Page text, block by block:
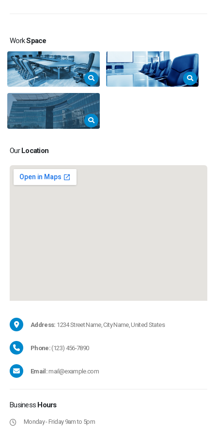
WorkSpace
Our Location
Address: 1234 Street Name, City Name, United States
Phone: (123) 456-7890
Email:mail@example.com
Business Hours
Monday - Friday 9am to 5pm